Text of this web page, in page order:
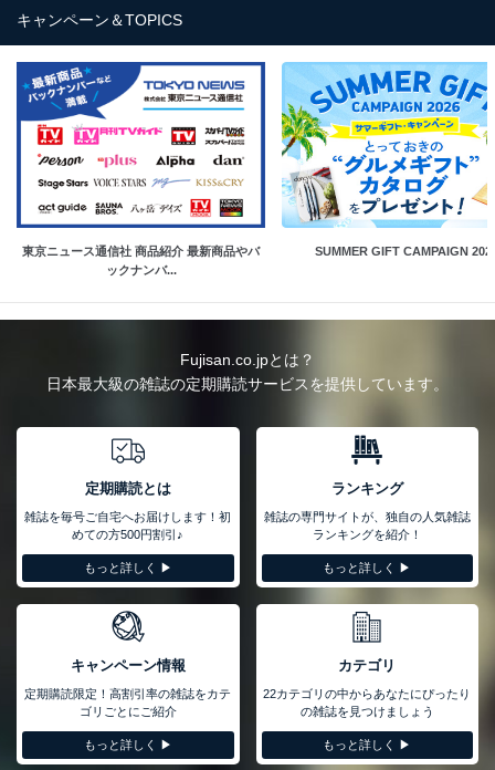
キャンペーン＆TOPICS
東京ニュース通信社 商品紹介 最新商品やバ
ックナンバ...
SUMMER GIFT CAMPAIGN
Fujisan.co.jpとは？
日本最大級の雑誌の定期購読サービスを提供しています。
定期購読とは
雑誌を毎号ご自宅へお届けします！初
めての方500円割引♪
もっと詳しく ▶︎
ランキング
雑誌の専門サイトが、独自の人気雑誌
ランキングを紹介！
もっと詳しく ▶︎
キャンペーン情報
定期購読限定！高割引率の雑誌をカテ
ゴリごとにご紹介
もっと詳しく ▶︎
カテゴリ
22カテゴリの中からあなたにぴったり
の雑誌を見つけましょう
もっと詳しく ▶︎